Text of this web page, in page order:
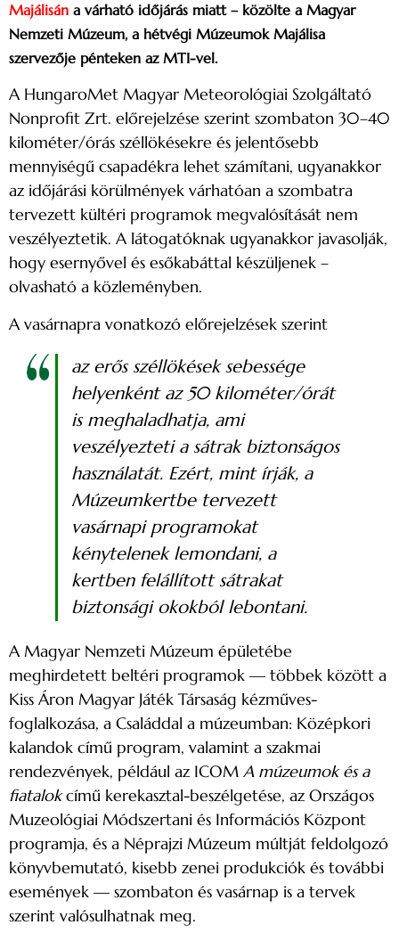
Majálisán a várható időjárás miatt – közölte a Magyar
Nemzeti Múzeum, a hétvégi Múzeumok Majálisa
szervezője pénteken az MTI-vel.
A HungaroMet Magyar Meteorológiai Szolgáltató
Nonprofit Zrt. előrejelzése szerint szombaton 30–40
kilométer/órás széllökésekre és jelentősebb
mennyiségű csapadékra lehet számítani, ugyanakkor
az időjárási körülmények várhatóan a szombatra
tervezett kültéri programok megvalósítását nem
veszélyeztetik. A látogatóknak ugyanakkor javasolják,
hogy esernyővel és esőkabáttal készüljenek –
olvasható a közleményben.
A vasárnapra vonatkozó előrejelzések szerint
az erős széllökések sebessége
helyenként az 50 kilométer/órát
is meghaladhatja, ami
veszélyezteti a sátrak biztonságos
használatát. Ezért, mint írják, a
Múzeumkertbe tervezett
vasárnapi programokat
kénytelenek lemondani, a
kertben felállított sátrakat
biztonsági okokból lebontani.
A Magyar Nemzeti Múzeum épületébe
meghirdetett beltéri programok — többek között a
Kiss Áron Magyar Játék Társaság kézműves-
foglalkozása, a Családdal a múzeumban: Középkori
kalandok című program, valamint a szakmai
rendezvények, például az ICOM A múzeumok és a
fiatalokcímű kerekasztal-beszélgetése, az Országos
Muzeológiai Módszertani és Információs Központ
programja, és a Néprajzi Múzeum múltját feldolgozó
könyvbemutató, kisebb zenei produkciók és további
események — szombaton és vasárnap is a tervek
szerint valósulhatnak meg.